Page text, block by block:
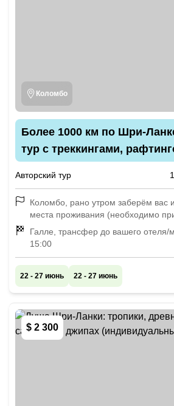
Коломбо
Более 1000 км по Шри-
тур с треккингами,
Авторский тур
Коломбо, рано утром заберём вас
места проживания (необходимо
либо с прилётом до 07:00), встреча
Галле, трансфер до вашего отеля/
15:00
22 - 27 июнь 22 - 27 июнь
$ 2 300